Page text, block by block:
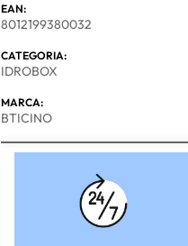
EAN:
8012199380032
CATEGORIA:
IDROBOX
MARCA:
BTICINO